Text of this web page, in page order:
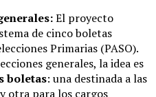
El proyecto
de cinco boletas
Primarias (PASO).
generales, la idea es
boletas: una destinada a las
otra para los cargos